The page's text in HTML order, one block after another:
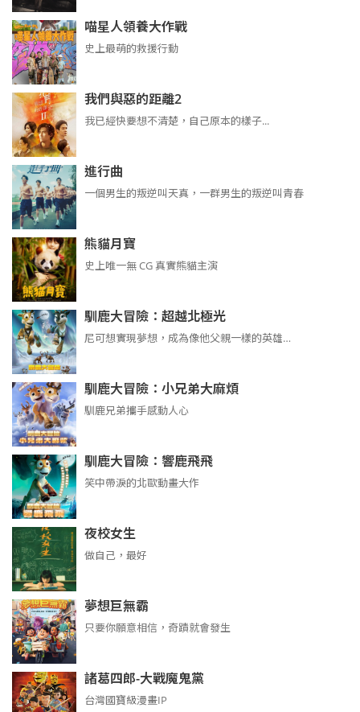
喵星人領養大作戰
史上最萌的救援行動
我們與惡的距離2
我已經快要想不清楚，自己原本的樣子...
進行曲
​​​一個男生的叛逆叫天真，一群男生的叛逆叫青春
熊貓月寶
史上唯一無 CG 真實熊貓主演
馴鹿大冒險：超越北極光
尼可想實現夢想，成為像他父親一樣的英雄…
馴鹿大冒險：小兄弟大麻煩
馴鹿兄弟攜手感動人心
馴鹿大冒險：響鹿飛飛
笑中帶淚的北歐動畫大作
夜校女生
做自己，最好
夢想巨無霸
只要你願意相信，奇蹟就會發生
諸葛四郎-大戰魔鬼黨
台灣國寶級漫畫IP